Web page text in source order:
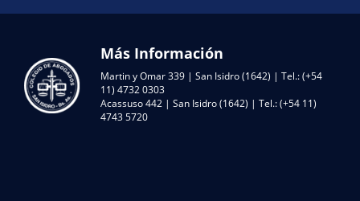
Más Información
Martin y Omar 339 | San Isidro (1642) | Tel.: (+54
11) 4732 0303
Acassuso 442 | San Isidro (1642) | Tel.: (+54 11)
4743 5720